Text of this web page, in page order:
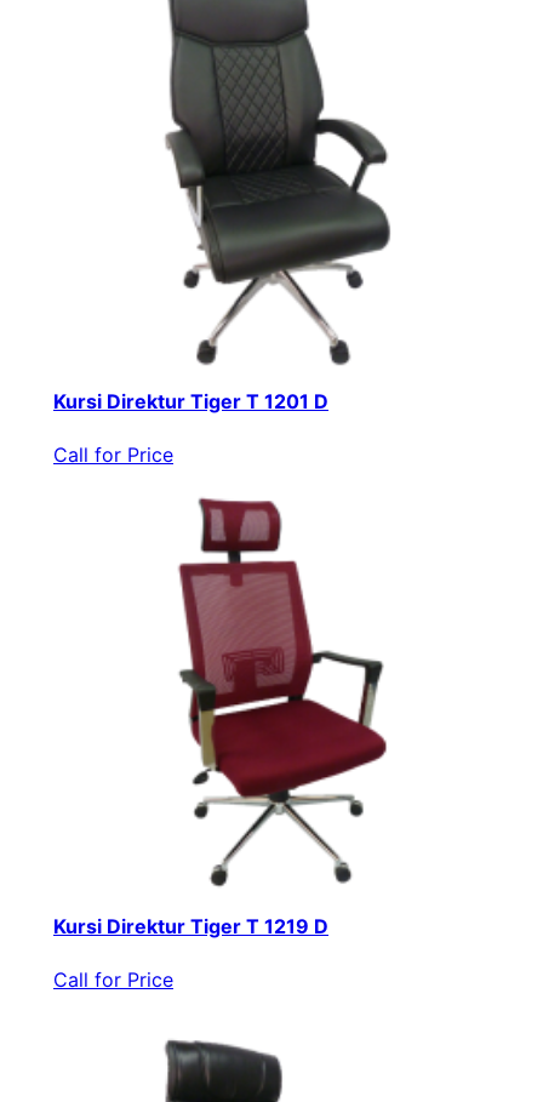
Kursi Direktur Tiger T 1201 D
Call for Price
Kursi Direktur Tiger T 1219 D
Call for Price